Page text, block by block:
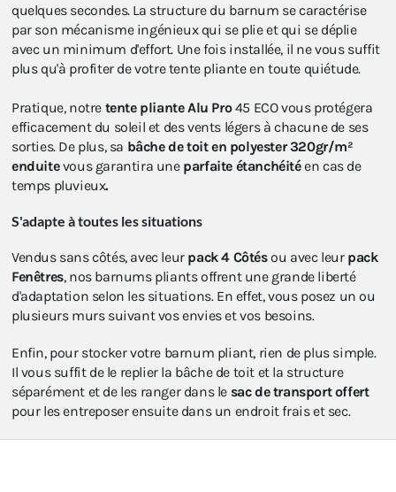
quelques secondes. La structure du barnum se caractérise
par son mécanisme ingénieux qui se plie et qui se déplie
avec un minimum d'effort. Une fois installée, il ne vous suffit
plus qu'à profiter de votre tente pliante en toute quiétude.
Pratique, notre tente pliante Alu Pro45 ECO vous protégera
efficacement du soleil et des vents légers à chacune de ses
sorties. De plus, sa bâche de toit en polyester 320gr/m²
enduitevous garantira une parfaite étanchéitéen cas de
temps pluvieux.
S'adapte à toutes les situations
Vendus sans côtés, avec leurpack 4 Côtésou avec leur pack
Fenêtres, nos barnums pliants offrent une grande liberté
d'adaptation selon les situations. En effet, vous posez un ou
plusieurs murs suivant vos envies et vos besoins.
Enfin, pour stocker votre barnum pliant, rien de plus simple.
Il vous suffit de le replier la bâche de toit et la structure
séparément et de les ranger dans le sac de transport offert
pour les entreposer ensuite dans un endroit frais et sec.